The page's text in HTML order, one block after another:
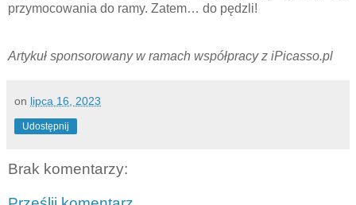
przymocowania do ramy. Zatem… do pędzli!
Artykuł sponsorowany w ramach współpracy z iPicasso.pl
on lipca 16, 2023
Udostępnij
Brak komentarzy: